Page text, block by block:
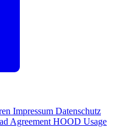
Impressum Datenschutz
Agreement HOOD Usage